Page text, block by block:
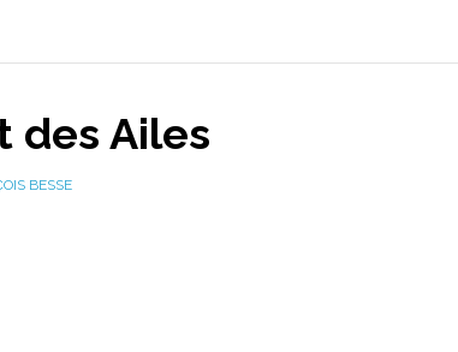
des Ailes
BESSE